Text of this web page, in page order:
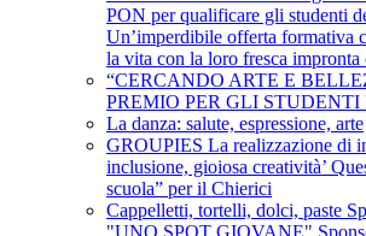
PON per qualificare gli studenti
Un’imperdibile offerta formativa
la vita con la loro fresca impronta
“CERCANDO ARTE E
PREMIO PER GLI
La danza: salute, espressione, arte
GROUPIES La realizzazione di
inclusione, gioiosa creatività’
scuola” per il Chierici
Cappelletti, tortelli, dolci, paste